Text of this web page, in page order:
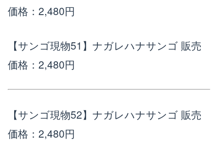
価格：2,480円
【サンゴ現物51】ナガレハナサンゴ 販売
価格：2,480円
【サンゴ現物52】ナガレハナサンゴ 販売
価格：2,480円